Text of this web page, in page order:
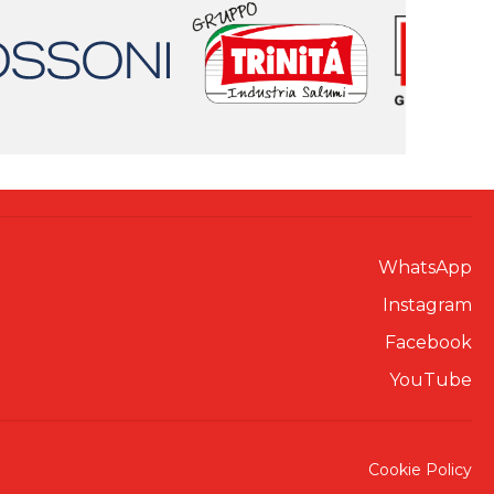
WhatsApp
Instagram
Facebook
YouTube
Cookie Policy